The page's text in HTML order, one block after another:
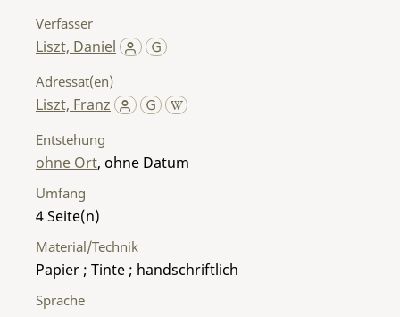
Verfasser
Liszt, Daniel
Adressat(en)
Liszt, Franz
Entstehung
ohne Ort, ohne Datum
Umfang
4
Material/Technik
Papier ; Tinte ; handschriftlich
Sprache